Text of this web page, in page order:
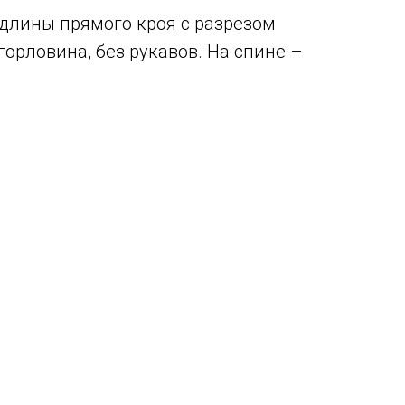
прямого кроя с разрезом
без рукавов. На спине –